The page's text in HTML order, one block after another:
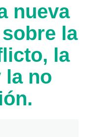
nueva
la
la
la no